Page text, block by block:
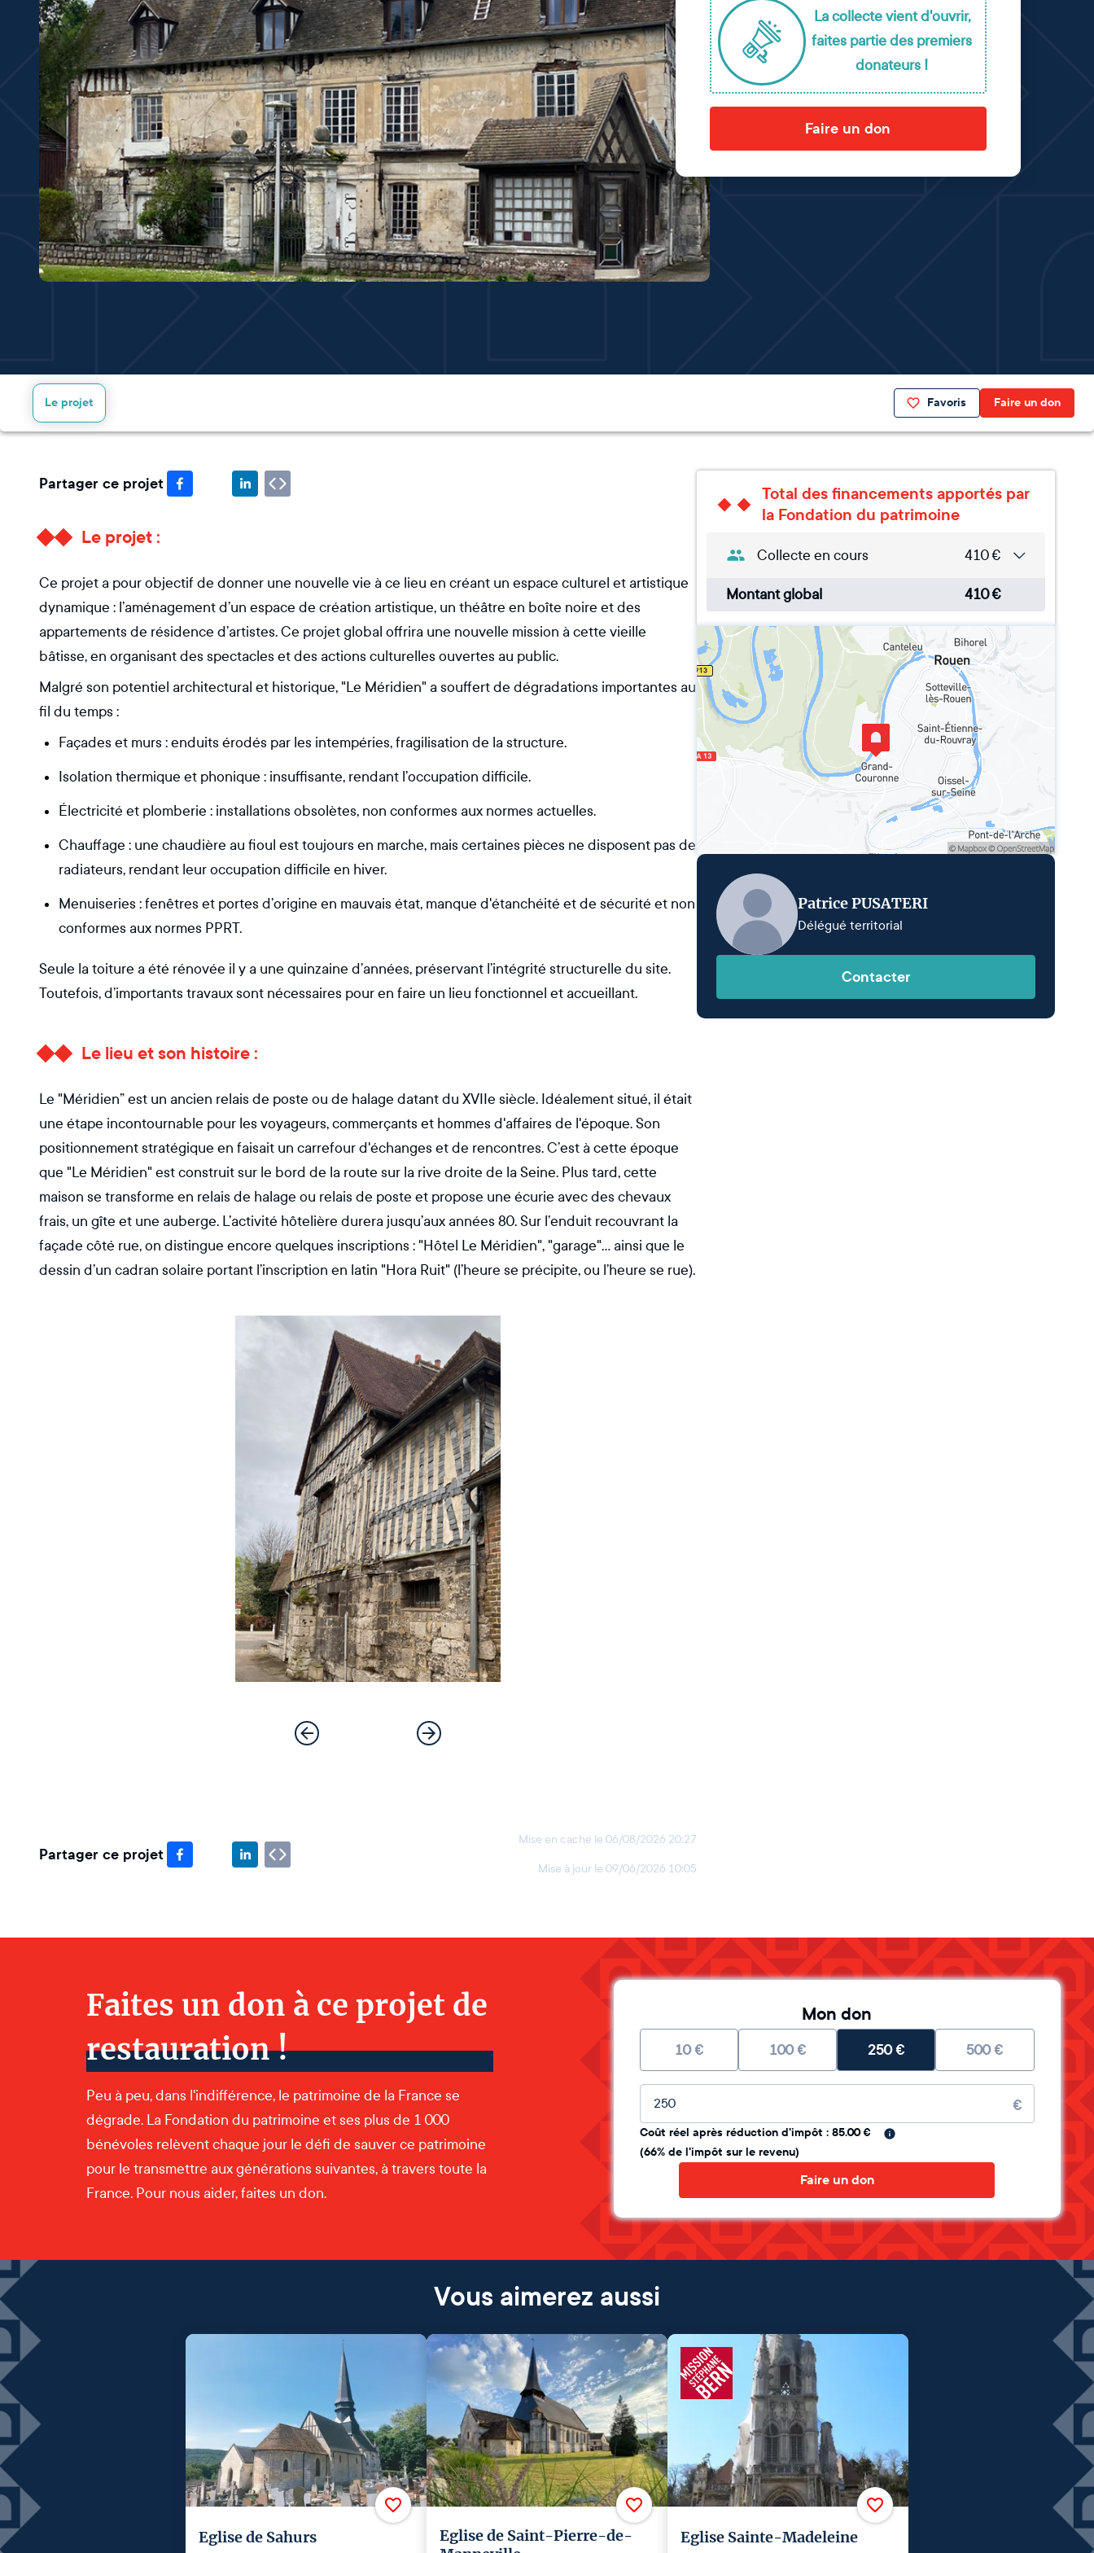
La collecte vient d'ouvrir,
faites partie des premiers
donateurs !
Faire un don
Favoris Faire un don
Le projet
Partager ce projet
Le projet :
Ce projet a pour objectif de donner une nouvelle vie à ce lieu en créant un espace culturel et artistique
dynamique : l’aménagement d’un espace de création artistique, un théâtre en boîte noire et des
appartements de résidence d’artistes. Ce projet global offrira une nouvelle mission à cette vieille
bâtisse, en organisant des spectacles et des actions culturelles ouvertes au public.
Malgré son potentiel architectural et historique, "Le Méridien" a souffert de dégradations importantes au
fil du temps :
Façades et murs : enduits érodés par les intempéries, fragilisation de la structure.
Isolation thermique et phonique : insuffisante, rendant l’occupation difficile.
Électricité et plomberie : installations obsolètes, non conformes aux normes actuelles.
Chauffage : une chaudière au fioul est toujours en marche, mais certaines pièces ne disposent pas de
radiateurs, rendant leur occupation difficile en hiver.
Menuiseries : fenêtres et portes d’origine en mauvais état, manque d'étanchéité et de sécurité et non
conformes aux normes PPRT.
Seule la toiture a été rénovée il y a une quinzaine d’années, préservant l’intégrité structurelle du site.
Toutefois, d’importants travaux sont nécessaires pour en faire un lieu fonctionnel et accueillant.
Le lieu et son histoire :
Le "Méridien” est un ancien relais de poste ou de halage datant du XVIIe siècle. Idéalement situé, il était
une étape incontournable pour les voyageurs, commerçants et hommes d'affaires de l'époque. Son
positionnement stratégique en faisait un carrefour d'échanges et de rencontres. C’est à cette époque
que "Le Méridien" est construit sur le bord de la route sur la rive droite de la Seine. Plus tard, cette
maison se transforme en relais de halage ou relais de poste et propose une écurie avec des chevaux
frais, un gîte et une auberge. L’activité hôtelière durera jusqu’aux années 80. Sur l’enduit recouvrant la
façade côté rue, on distingue encore quelques inscriptions : "Hôtel Le Méridien", "garage"... ainsi que le
dessin d’un cadran solaire portant l’inscription en latin "Hora Ruit" (l’heure se précipite, ou l’heure se rue).
Partager ce projet
Mise en cache le 06/08/2026 20:27
Mise à jour le 09/06/2026 10:05
Total des financements apportés par
la Fondation du patrimoine
Collecte en cours 410€
Montant global 410€
Patrice PUSATERI
Délégué territorial
Contacter
Faites un don à ce projet de
restauration !
Peu à peu, dans l'indifférence, le patrimoine de la France se
dégrade. La Fondation du patrimoine et ses plus de 1 000
bénévoles relèvent chaque jour le défi de sauver ce patrimoine
pour le transmettre aux générations suivantes, à travers toute la
France. Pour nous aider, faites un don.
Mon don
10€ 100€ 250€ 500€
Montant libre €
Coût réel après réduction d'impôt : 85.00 €
(66% de l'impôt sur le revenu)
Faire un don
Vous aimerez aussi
Eglise de Sahurs
Eglise de Saint-Pierre-de-
Eglise Sainte-Madeleine